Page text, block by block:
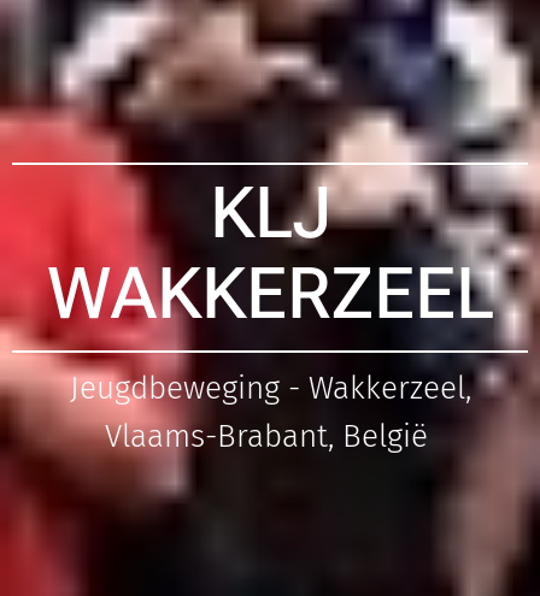
KLJ
WAKKERZEEL
Jeugdbeweging - Wakkerzeel,
Vlaams-Brabant, België